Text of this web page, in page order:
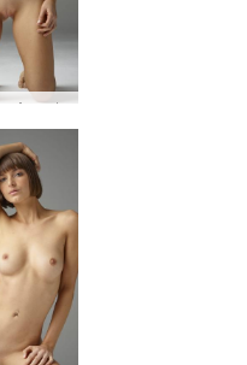
Flora viva Argentina